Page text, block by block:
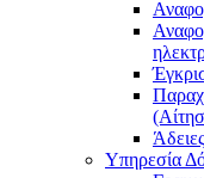
Υπηρεσία